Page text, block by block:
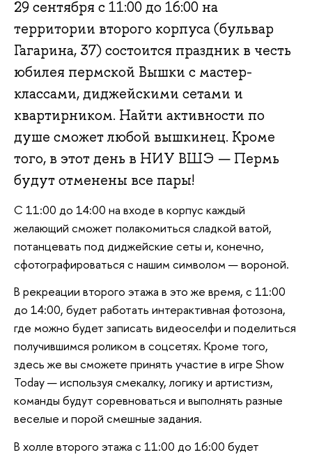
29 сентября с 11:00 до 16:00 на
территории второго корпуса (бульвар
Гагарина, 37) состоится праздник в честь
юбилея пермской Вышки с мастер-
классами, диджейскими сетами и
квартирником. Найти активности по
душе сможет любой вышкинец. Кроме
того, в этот день в НИУ ВШЭ — Пермь
будут отменены все пары!
С 11:00 до 14:00 на входе в корпус каждый
желающий сможет полакомиться сладкой ватой,
потанцевать под диджейские сеты и, конечно,
сфотографироваться с нашим символом — вороной.
В рекреации второго этажа в это же время, с 11:00
до 14:00, будет работать интерактивная фотозона,
где можно будет записать видеоселфи и поделиться
получившимся роликом в соцсетях. Кроме того,
здесь же вы сможете принять участие в игре Show
Today — используя смекалку, логику и артистизм,
команды будут соревноваться и выполнять разные
веселые и порой смешные задания.
В холле второго этажа с 11:00 до 16:00 будет